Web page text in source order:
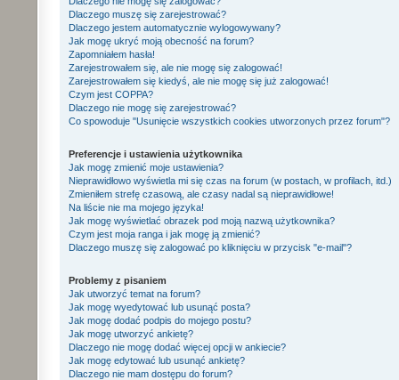
Dlaczego muszę się zarejestrować?
Dlaczego jestem automatycznie wylogowywany?
Jak mogę ukryć moją obecność na forum?
Zapomniałem hasła!
Zarejestrowałem się, ale nie mogę się zalogować!
Zarejestrowałem się kiedyś, ale nie mogę się już zalogować!
Czym jest COPPA?
Dlaczego nie mogę się zarejestrować?
Co spowoduje "Usunięcie wszystkich cookies utworzonych przez forum"?
Preferencje i ustawienia użytkownika
Jak mogę zmienić moje ustawienia?
Nieprawidłowo wyświetla mi się czas na forum (w postach, w profilach, itd.)
Zmieniłem strefę czasową, ale czasy nadal są nieprawidłowe!
Na liście nie ma mojego języka!
Jak mogę wyświetlać obrazek pod moją nazwą użytkownika?
Czym jest moja ranga i jak mogę ją zmienić?
Dlaczego muszę się zalogować po kliknięciu w przycisk "e-mail"?
Problemy z pisaniem
Jak utworzyć temat na forum?
Jak mogę wyedytować lub usunąć posta?
Jak mogę dodać podpis do mojego postu?
Jak mogę utworzyć ankietę?
Dlaczego nie mogę dodać więcej opcji w ankiecie?
Jak mogę edytować lub usunąć ankietę?
Dlaczego nie mam dostępu do forum?